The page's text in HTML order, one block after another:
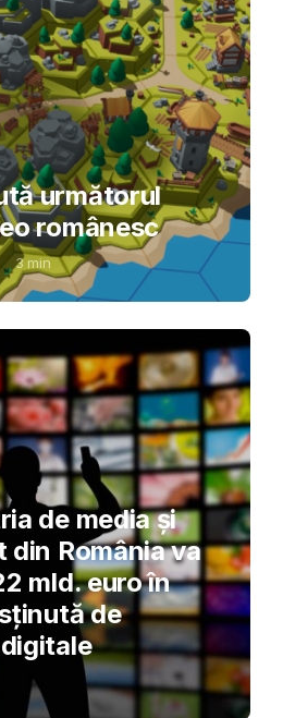
următorul
românesc
3min
de media și
România va
mld. euro în
de